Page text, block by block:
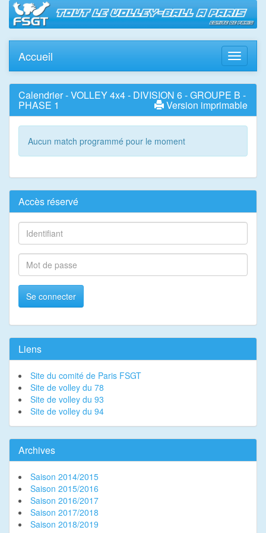
Toggle
Accueil
Calendrier - VOLLEY 4x4 - DIVISION 6 - GROUPE B -
PHASE 1 Version imprimable
Aucun match programmé pour le moment
Accès réservé
Se connecter
Liens
Site du comité de Paris FSGT
Site de volley du 78
Site de volley du 93
Site de volley du 94
Archives
Saison 2014/2015
Saison 2015/2016
Saison 2016/2017
Saison 2017/2018
Saison 2018/2019